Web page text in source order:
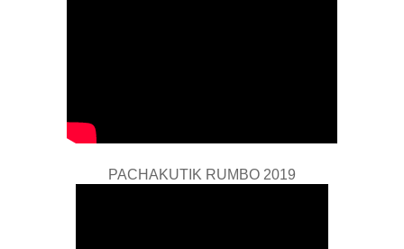
PACHAKUTIK RUMBO 2019